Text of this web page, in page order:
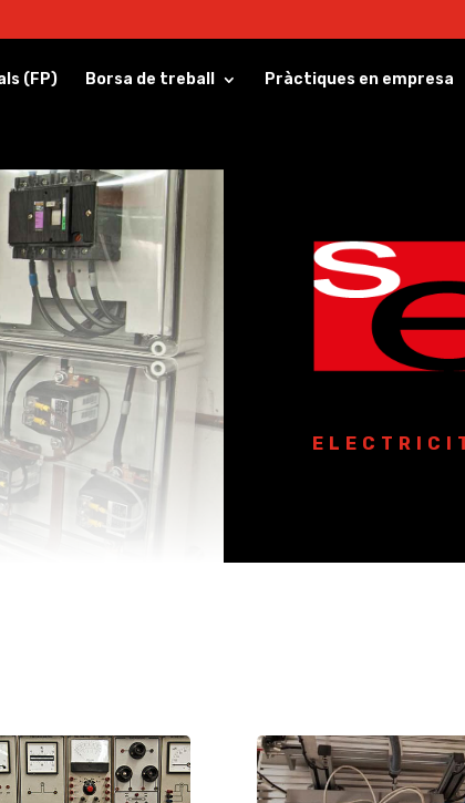
(FP) Borsa de treball Pràctiques en empresa